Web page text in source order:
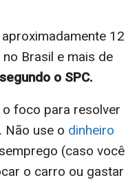
12
Brasil e mais de
segundo o SPC.
foco para resolver
Não use o dinheiro
(caso você
o carro ou gastar